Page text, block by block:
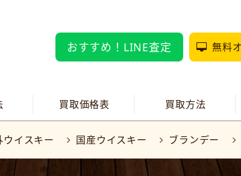
おすすめ！LINE査定 無料
買取価格表 買取方法
ウイスキー 国産ウイスキー ブランデー